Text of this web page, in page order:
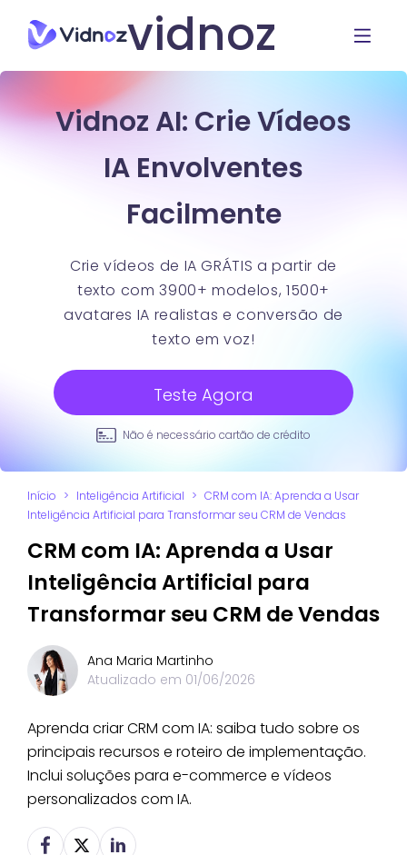
vidnoz
Vidnoz AI: Crie Vídeos
IA Envolventes
Facilmente
Crie vídeos de IA GRÁTIS a partir de
texto com 3900+ modelos, 1500+
avatares IA realistas e conversão de
texto em voz!
Teste Agora
Não é necessário cartão de crédito
Início > Inteligência Artificial > CRM com IA: Aprenda a Usar
Inteligência Artificial para Transformar seu CRM de Vendas
CRM com IA: Aprenda a Usar
Inteligência Artificial para
Transformar seu CRM de Vendas
Ana Maria Martinho
Atualizado em 01/06/2026
Aprenda criar CRM com IA: saiba tudo sobre os
principais recursos e roteiro de implementação.
Inclui soluções para e-commerce e vídeos
personalizados com IA.